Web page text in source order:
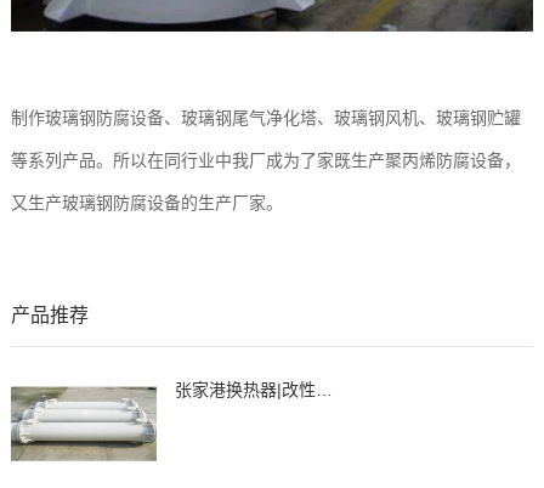
制作玻璃钢防腐设备、玻璃钢尾气净化塔、玻璃钢风机、玻璃钢贮罐
等系列产品。所以在同行业中我厂成为了家既生产聚丙烯防腐设备，
又生产玻璃钢防腐设备的生产厂家。
产品推荐